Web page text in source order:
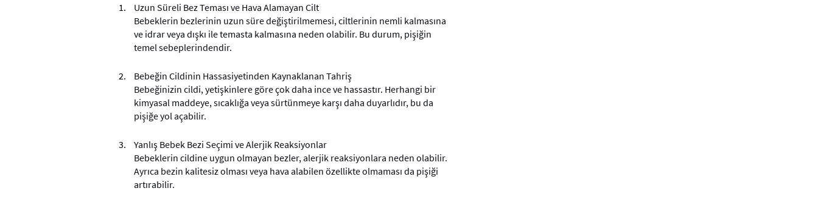
Uzun Süreli Bez Teması ve Hava Alamayan Cilt
Bebeklerin bezlerinin uzun süre değiştirilmemesi, ciltlerinin nemli kalmasına
ve idrar veya dışkı ile temasta kalmasına neden olabilir. Bu durum, pişiğin
temel sebeplerindendir.
Bebeğin Cildinin Hassasiyetinden Kaynaklanan Tahriş
Bebeğinizin cildi, yetişkinlere göre çok daha ince ve hassastır. Herhangi bir
kimyasal maddeye, sıcaklığa veya sürtünmeye karşı daha duyarlıdır, bu da
pişiğe yol açabilir.
Yanlış Bebek Bezi Seçimi ve Alerjik Reaksiyonlar
Bebeklerin cildine uygun olmayan bezler, alerjik reaksiyonlara neden olabilir.
Ayrıca bezin kalitesiz olması veya hava alabilen özellikte olmaması da pişiği
artırabilir.